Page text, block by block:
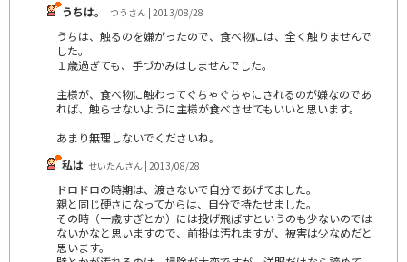
うちは。
つうさん | 2013/08/28
うちは、触るのを嫌がったので、食べ物には、全く触りませんで
した。
１歳過ぎても、手づかみはしませんでした。
主様が、食べ物に触わってぐちゃぐちゃにされるのが嫌なのであ
れば、触らせないように主様が食べさせてもいいと思います。
あまり無理しないでくださいね。
私は せいたんさん | 2013/08/28
ドロドロの時期は、渡さないで自分であげてました。
親と同じ硬さになってからは、自分で持たせました。
その時（一歳すぎとか）には投げ飛ばすというのも少ないのでは
ないかなと思いますので、前掛は汚れますが、被害は少なめだと
思います。